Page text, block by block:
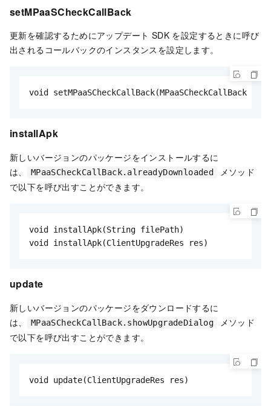
setMPaaSCheckCallBack
更新を確認するためにアップデート SDK を設定するときに呼び
出されるコールバックのインスタンスを設定します。
void setMPaaSCheckCallBack(MPaaSCheckCallBack
installApk
新しいバージョンのパッケージをインストールするに
は、
MPaaSCheckCallBack.alreadyDownloaded
メソッド
で以下を呼び出すことができます。
void installApk(String filePath)
void installApk(ClientUpgradeRes res)
update
新しいバージョンのパッケージをダウンロードするに
は、
MPaaSCheckCallBack.showUpgradeDialog
メソッド
で以下を呼び出すことができます。
void update(ClientUpgradeRes res)